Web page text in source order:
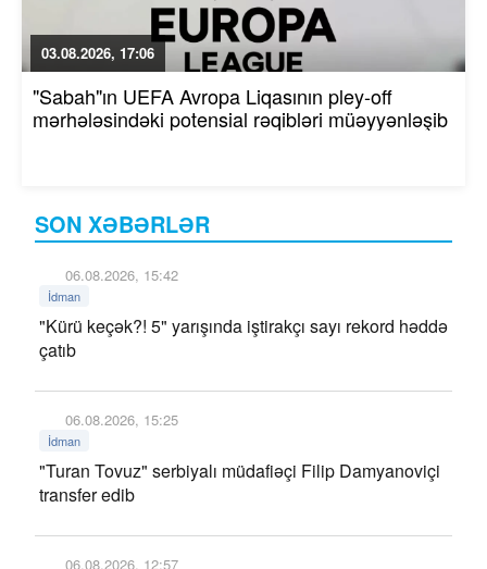
SON XƏBƏRLƏR
06.08.2026, 15:42
İdman
"Kürü keçək?! 5" yarışında iştirakçı sayı rekord həddə
çatıb
06.08.2026, 15:25
İdman
"Turan Tovuz" serbiyalı müdafiəçi Filip Damyanoviçi
transfer edib
06.08.2026, 12:57
03.08.2026, 17:06
"Sabah"ın UEFA Avropa Liqasının pley-off
mərhələsindəki potensial rəqibləri müəyyənləşib